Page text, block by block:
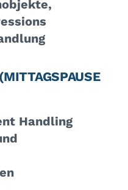
Handling